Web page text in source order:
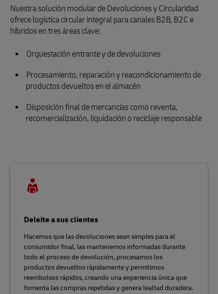
Nuestra solución modular de Devoluciones y Circularidad
ofrece logística circular integral para canales B2B, B2C e
híbridos en tres áreas clave:
Orquestación entrante y de devoluciones
Procesamiento, reparación y reacondicionamiento de
productos devueltos en el almacén
Disposición final de mercancías como reventa,
recomercialización, liquidación o reciclaje responsable
Deleite a sus clientes
Hacemos que las devoluciones sean simples para el
consumidor final, las mantenemos informadas durante
todo el proceso de devolución, procesamos los
productos devueltos rápidamente y permitimos
reembolsos rápidos, creando una experiencia única que
fomenta las compras repetidas y genera lealtad duradera.